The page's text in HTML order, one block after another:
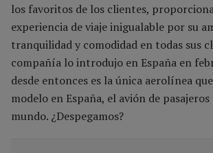
los favoritos de los clientes,
experiencia de viaje inigualable por su
tranquilidad y comodidad en todas sus
compañía lo introdujo en España en
desde entonces es la única aerolínea
modelo en España, el avión de
mundo. ¿Despegamos?